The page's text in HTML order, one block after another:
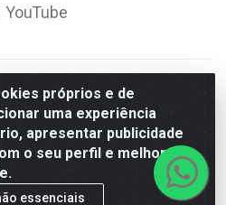
próprios e de
uma experiência
apresentar publicidade
o seu perfil e melhorar a
essenciais
YouTube
os direitos reservados.
distribuidora, importadora e
- CNPJ 09.262.859/0001-43 -
- Catolé, Campina Grande/PB